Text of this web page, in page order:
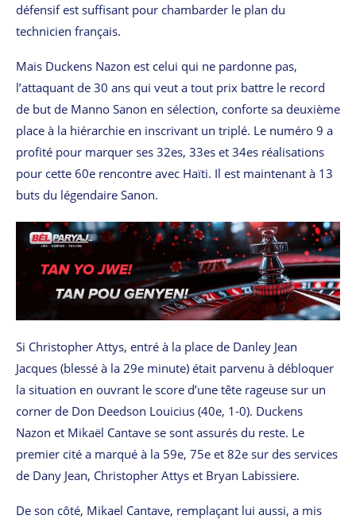
défensif est suffisant pour chambarder le plan du
technicien français.
Mais Duckens Nazon est celui qui ne pardonne pas,
l’attaquant de 30 ans qui veut a tout prix battre le record
de but de Manno Sanon en sélection, conforte sa deuxième
place à la hiérarchie en inscrivant un triplé. Le numéro 9 a
profité pour marquer ses 32es, 33es et 34es réalisations
pour cette 60e rencontre avec Haïti. Il est maintenant à 13
buts du légendaire Sanon.
Si Christopher Attys, entré à la place de Danley Jean
Jacques (blessé à la 29e minute) était parvenu à débloquer
la situation en ouvrant le score d’une tête rageuse sur un
corner de Don Deedson Louicius (40e, 1-0). Duckens
Nazon et Mikaël Cantave se sont assurés du reste. Le
premier cité a marqué à la 59e, 75e et 82e sur des services
de Dany Jean, Christopher Attys et Bryan Labissiere.
De son côté, Mikael Cantave, remplaçant lui aussi, a mis